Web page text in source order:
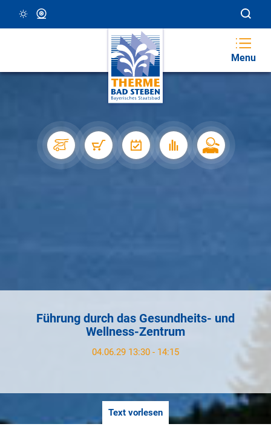
23 °C, Klar/Sonnig
Menu
Führung durch das Gesundheits- und
Wellness-Zentrum
04.06.29 13:30 - 14:15
Text vorlesen